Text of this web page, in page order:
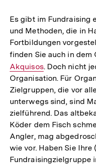
Es gibt im Fundraising
und Methoden, die in
Fortbildungen
finden Sie auch in dem
Akquisos. Doch nicht
Organisation. Für
Zielgruppen, die vor
unterwegs sind, sind
zielführend. Das
Köder dem Fisch
Angler, mag
wie vor. Haben Sie
Fundraisingzielgruppe